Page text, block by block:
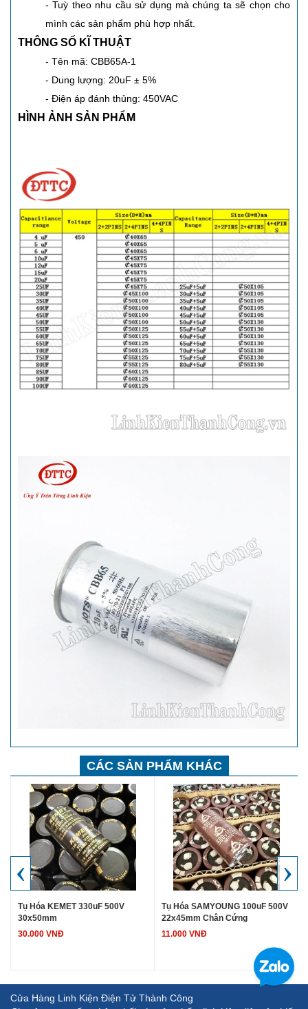
- Tuỳ theo nhu cầu sử dụng mà chúng ta sẽ chọn cho
mình các sản phẩm phù hợp nhất.
THÔNG SỐ KĨ THUẬT
- Tên mã: CBB65A-1
- Dung lượng: 20uF ± 5%
- Điện áp đánh thủng: 450VAC
HÌNH ẢNH SẢN PHẨM
CÁC SẢN PHẨM KHÁC
Tụ Hóa KEMET 330uF 500V
30x50mm
30.000 VNĐ
Tụ Hóa SAMYOUNG 100uF 500V
22x45mm Chân Cứng
11.000 VNĐ
‹ ›
Cửa Hàng Linh Kiện Điện Tử Thành Công